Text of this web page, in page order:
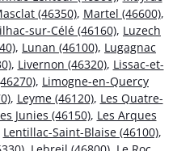
(46350), Martel (46600),
sur-Célé (46160), Luzech
, Lunan (46100), Lugagnac
, Livernon (46320), Lissac-et-
, Limogne-en-Quercy
, Leyme (46120), Les Quatre-
Junies (46150), Les Arques
Lentillac-Saint-Blaise (46100),